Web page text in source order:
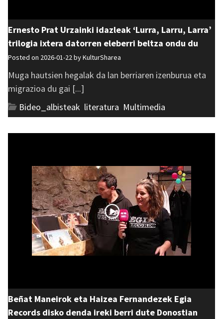
Ernesto Prat Urzainki idazleak ‘Lurra, Larru, Larra’
trilogia ixtera datorren eleberri beltza ondu du
Posted on 2026-01-22 byKulturSharea
Muga hautsien hegalak da lan berriaren izenburua eta
migrazioa du gai [...]
Bideo_albisteak literatura Multimedia
Beñat Maneirok eta Haizea Fernandezek Egia
Records disko denda ireki berri dute Donostian